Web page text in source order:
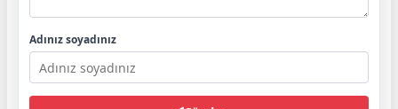
Adınız soyadınız